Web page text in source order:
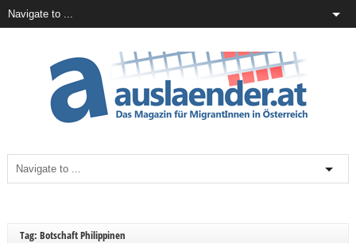
Tag: Botschaft Philippinen